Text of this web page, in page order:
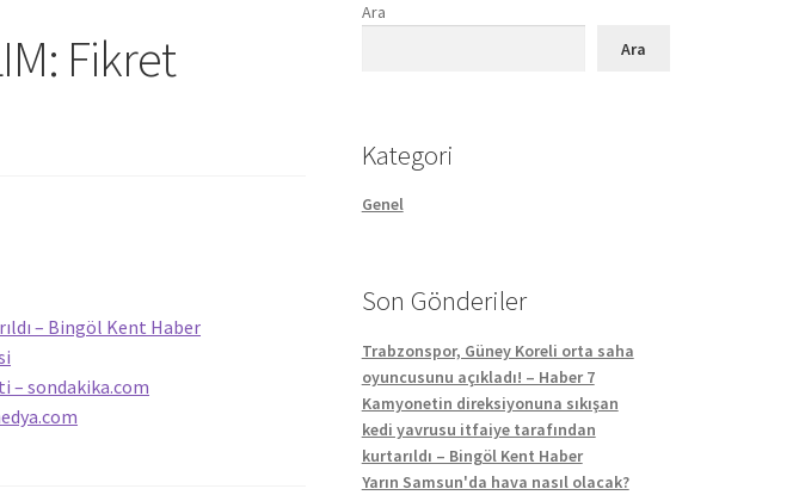
Fikret
– Bingöl Kent Haber
– sondakika.com
Ara
Ara
Kategori
Genel
Son Gönderiler
Trabzonspor, Güney Koreli orta saha
oyuncusunu açıkladı! – Haber 7
Kamyonetin direksiyonuna sıkışan
kedi yavrusu itfaiye tarafından
kurtarıldı – Bingöl Kent Haber
Yarın Samsun'da hava nasıl olacak?